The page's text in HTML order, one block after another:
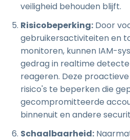
veiligheid behouden blijft.
Risicobeperking: Door
gebruikersactiviteiten en
monitoren, kunnen IAM-
gedrag in realtime
reageren. Deze
risico's te beperken die
gecompromitteerde
binnenuit en andere
Schaalbaarheid: